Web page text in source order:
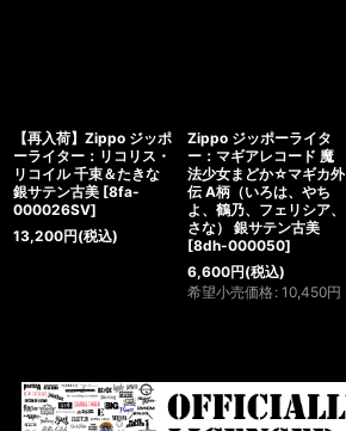
【再入荷】Zippo ジッポ
ーライター：リコリス・
リコイル 千束＆たきな
銀サテン古美 [8fa-
000026SV]
13,200円(税込)
Zippo ジッポーライタ
ー：マギアレコード 魔
法少女まどか☆マギカ外
伝 A柄（いろは、やち
よ、鶴乃、フェリシア、
さな） 銀サテン古美
[8dh-000050]
6,600円(税込)
希望小売価格 : 10,450円